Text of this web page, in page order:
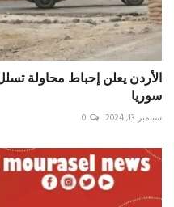
الأردن يعلن إحباط محاولة
سوريا
سبتمبر 13, 2024 0